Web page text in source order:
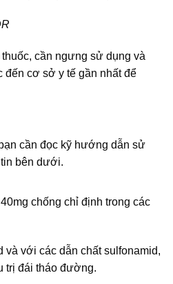
cần ngưng sử dụng và
đến cơ sở y tế gần nhất để
cần đọc kỹ hướng dẫn sử
bên dưới.
chống chỉ định trong các
và với các dẫn chất sulfonamid,
trị đái tháo đường.